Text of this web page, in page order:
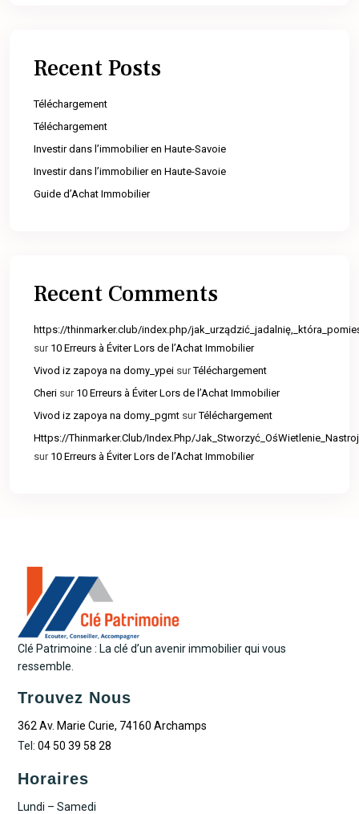
Recent Posts
Téléchargement
Téléchargement
Investir dans l’immobilier en Haute-Savoie
Investir dans l’immobilier en Haute-Savoie
Guide d’Achat Immobilier
Recent Comments
https://thinmarker.club/index.php/
sur 10 Erreurs à Éviter Lors de l’Achat Immobilier
Vivod iz zapoya na domy_ypei surTéléchargement
Cheri sur 10 Erreurs à Éviter Lors de l’Achat Immobilier
Vivod iz zapoya na domy_pgmt surTéléchargement
Https://Thinmarker.Club/Index.Php/
sur 10 Erreurs à Éviter Lors de l’Achat Immobilier
Clé Patrimoine : La clé d’un avenir immobilier qui vous
ressemble.
Trouvez Nous
362 Av. Marie Curie, 74160 Archamps
Tel:04 50 39 58 28
Horaires
Lundi – Samedi